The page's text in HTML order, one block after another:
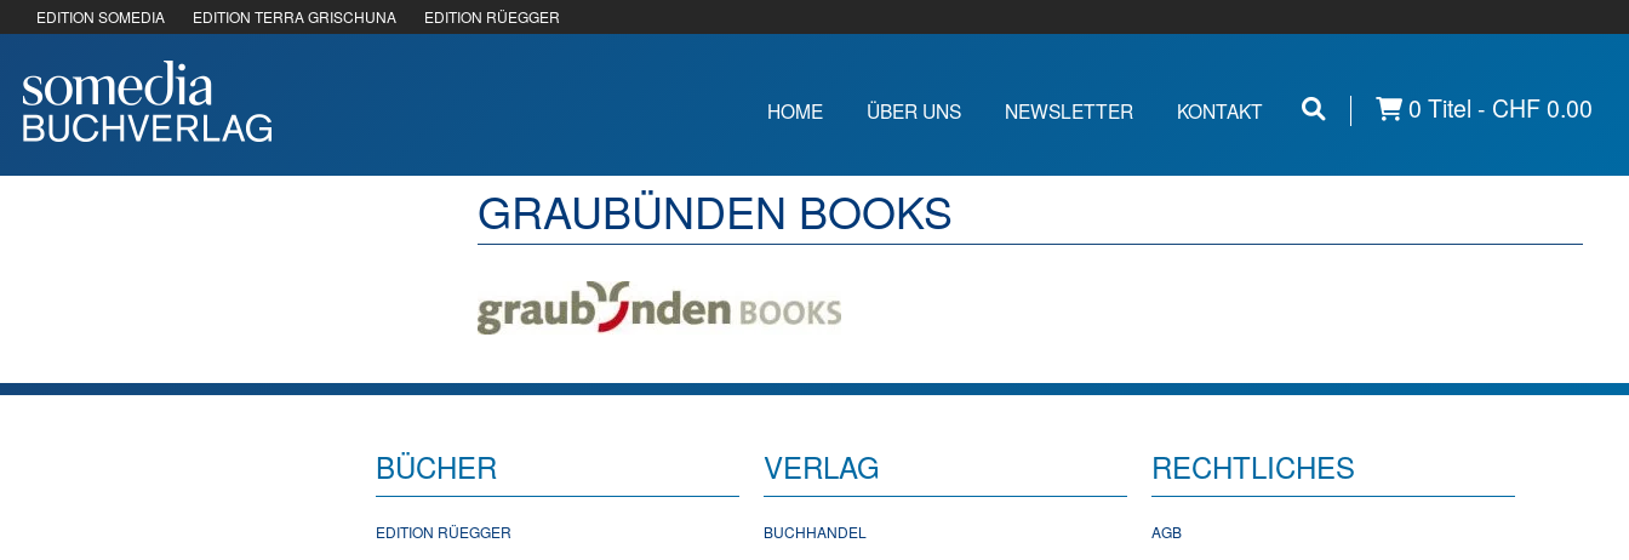
EDITION SOMEDIA EDITION TERRA GRISCHUNA EDITION RÜEGGER
HOME ÜBER UNS NEWSLETTER KONTAKT 0 Titel - CHF0.00
GRAUBÜNDEN BOOKS
BÜCHER
EDITION RÜEGGER
VERLAG
BUCHHANDEL
RECHTLICHES
AGB